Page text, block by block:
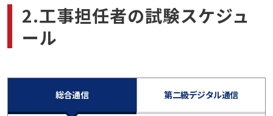
2.工事担任者の試験スケジュ
ール
総合通信 第二級デジタル通信